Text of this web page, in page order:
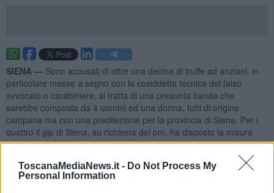
ToscanaMediaNews.it - Do Not Process My
Personal Information
SIENA — Sono accusati di oltre una decina di truffe ad anziani, in
particolare messe a segno con la cosiddetta tecnica del falso
avvocato o carabiniere, si tratta di una presunta banda che
sarebbe composta da 4 uomini ed una donna, tutti di origine
campana ma con una predilezione per la provincia di Siena. Per i
quattro il gip di Siena, su richiesta del pm, ha disposto la misura
cautelare dell’obbligo di dimora nel territorio dei rispettivi comuni di
Le indagini dei carabinieri di Siena sono partite da una serie di